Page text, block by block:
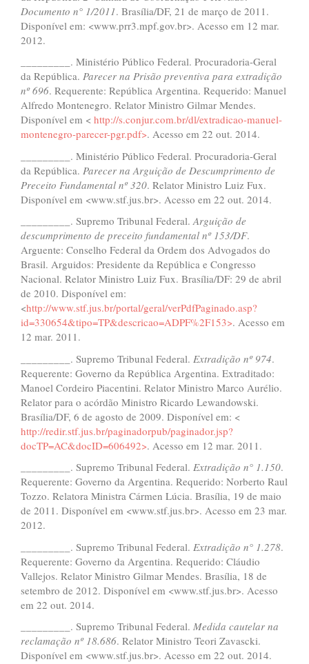
Documento n° 1/2011. Brasília/DF, 21 de março de 2011.
Disponível em: <www.prr3.mpf.gov.br>. Acesso em 12 mar.
2012.
_________. Ministério Público Federal. Procuradoria-Geral
da República. Parecer na Prisão preventiva para extradição
nº 696. Requerente: República Argentina. Requerido: Manuel
Alfredo Montenegro. Relator Ministro Gilmar Mendes.
Disponível em < http://s.conjur.com.br/dl/extradicao-manuel-
montenegro-parecer-pgr.pdf>. Acesso em 22 out. 2014.
_________. Ministério Público Federal. Procuradoria-Geral
da República. Parecer na Arguição de Descumprimento de
Preceito Fundamental nº 320. Relator Ministro Luiz Fux.
Disponível em <www.stf.jus.br>. Acesso em 22 out. 2014.
_________. Supremo Tribunal Federal.Arguição de
descumprimento de preceito fundamental nº 153/DF.
Arguente: Conselho Federal da Ordem dos Advogados do
Brasil. Arguidos: Presidente da República e Congresso
Nacional. Relator Ministro Luiz Fux. Brasília/DF: 29 de abril
de 2010. Disponível em:
<http://www.stf.jus.br/portal/geral/verPdfPaginado.asp?
id=330654&tipo=TP&descricao=ADPF%2F153>. Acesso em
12 mar. 2011.
_________. Supremo Tribunal Federal. Extradição nº 974.
Requerente: Governo da República Argentina. Extraditado:
Manoel Cordeiro Piacentini. Relator Ministro Marco Aurélio.
Relator para o acórdão Ministro Ricardo Lewandowski.
Brasília/DF, 6 de agosto de 2009. Disponível em: <
http://redir.stf.jus.br/paginadorpub/paginador.jsp?
docTP=AC&docID=606492>. Acesso em 12 mar. 2011.
_________. Supremo Tribunal Federal. Extradição n° 1.150.
Requerente: Governo da Argentina. Requerido: Norberto Raul
Tozzo. Relatora Ministra Cármen Lúcia. Brasília, 19 de maio
de 2011. Disponível em <www.stf.jus.br>. Acesso em 23 mar.
2012.
_________. Supremo Tribunal Federal. Extradição n° 1.278.
Requerente: Governo da Argentina. Requerido: Cláudio
Vallejos. Relator Ministro Gilmar Mendes. Brasília, 18 de
setembro de 2012. Disponível em <www.stf.jus.br>. Acesso
em 22 out. 2014.
_________. Supremo Tribunal Federal. Medida cautelar na
reclamação nº 18.686. Relator Ministro Teori Zavascki.
Disponível em <www.stf.jus.br>. Acesso em 22 out. 2014.